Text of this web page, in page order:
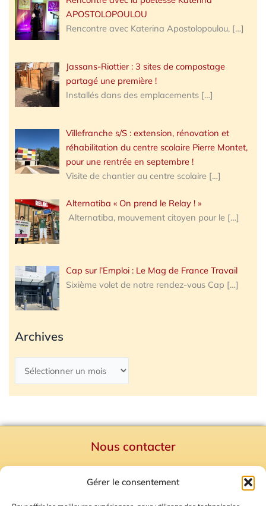
Gérer le consentement
APOSTOLOPOULOU
Rencontre avec Katerina Apostolopoulou, […]
Jassans-Riottier : 3 sites de compostage
partagé une première !
Installés dans des emplacements […]
Villefranche s/S : extension, rénovation et
réhabilitation du centre scolaire Pierre Montet,
pour une rentrée en septembre !
Visite de chantier au centre scolaire […]
Alternatiba « On prend le Relay ! »
Alternatiba, mouvement citoyen pour le […]
Cap sur l’Emploi : Le Mag de France Travail
Sixième volet de notre rendez-vous Cap […]
Archives
Nous contacter
Mentions Légales
Plan du site